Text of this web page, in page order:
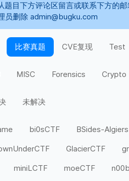
题目下方评论区留言或联系下方的
员删除 admin@bugku.com
比赛真题 CVE复现 Test
MISC Forensics Crypto
未解决
bi0sCTF
BSides-Algiers
GlacierCTF
miniLCTF moeCTF